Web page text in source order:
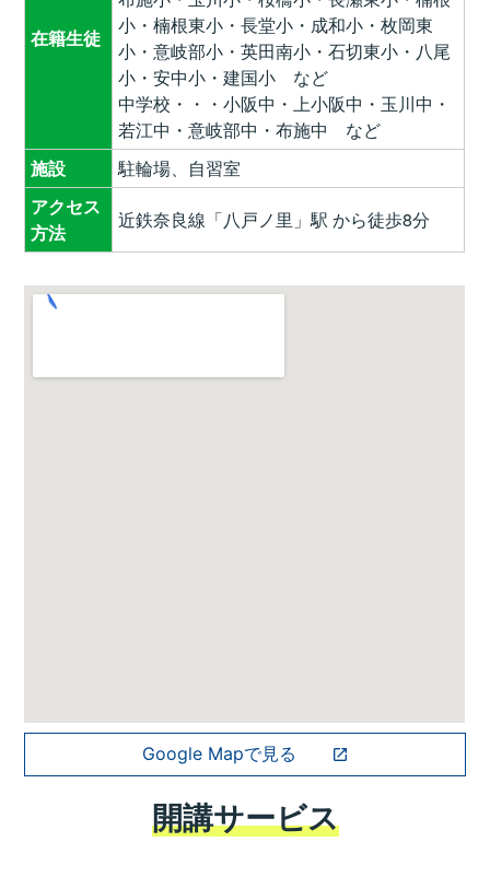
在籍生徒
小・楠根東小・長堂小・成和小・枚岡東
小・意岐部小・英田南小・石切東小・八尾
小・安中小・建国小 など
中学校・・・小阪中・上小阪中・玉川中・
若江中・意岐部中・布施中 など
施設
駐輪場、自習室
アクセス
方法
近鉄奈良線「八戸ノ里」駅 から徒歩8分
Google Mapで見る
開講サービス